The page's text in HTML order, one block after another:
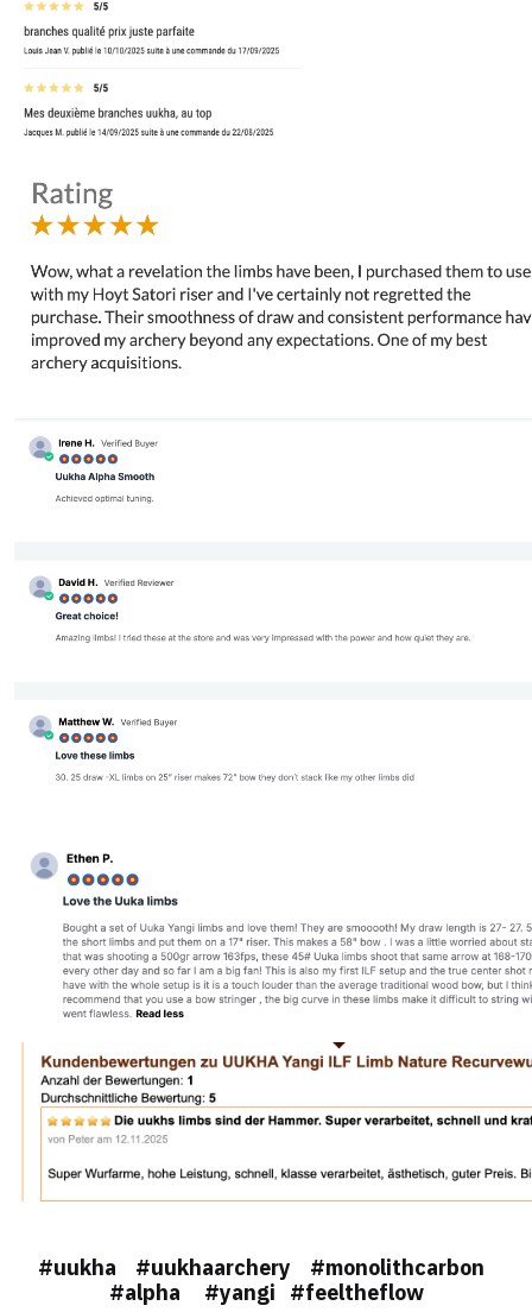
#uukha #uukhaarchery #monolithcarbon
#alpha #yangi #feeltheflow